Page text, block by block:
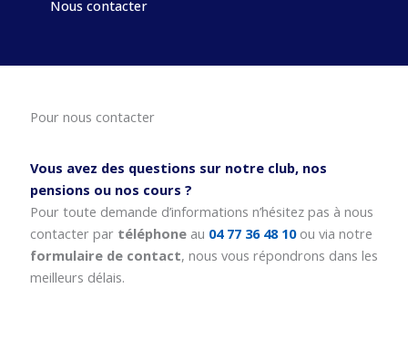
Nous contacter
Pour nous contacter
Vous avez des questions sur notre club, nos
pensions ou nos cours ?
Pour toute demande d’informations n’hésitez pas à nous
contacter par téléphoneau 04 77 36 48 10 ou via notre
formulaire de contact, nous vous répondrons dans les
meilleurs délais.